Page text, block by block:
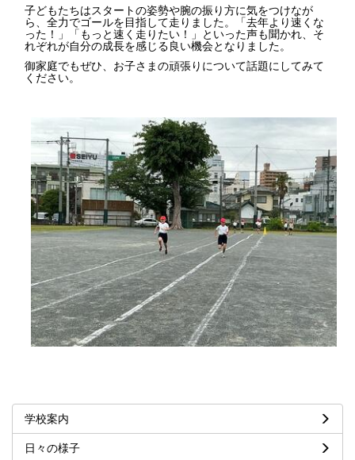
子どもたちはスタートの姿勢や腕の振り方に気をつけなが
ら、全力でゴールを目指して走りました。「去年より速くな
った！」「もっと速く走りたい！」といった声も聞かれ、そ
れぞれが自分の成長を感じる良い機会となりました。
御家庭でもぜひ、お子さまの頑張りについて話題にしてみて
ください。
学校案内
日々の様子